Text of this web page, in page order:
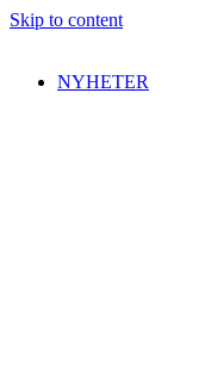
Skip to content
NYHETER